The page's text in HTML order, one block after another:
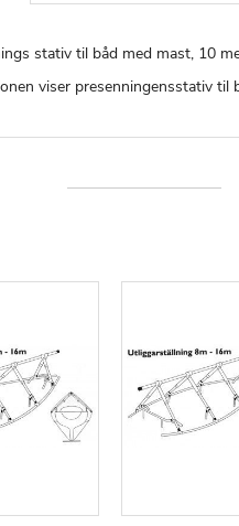
stativ til båd med mast, 10
viser presenningensstativ til